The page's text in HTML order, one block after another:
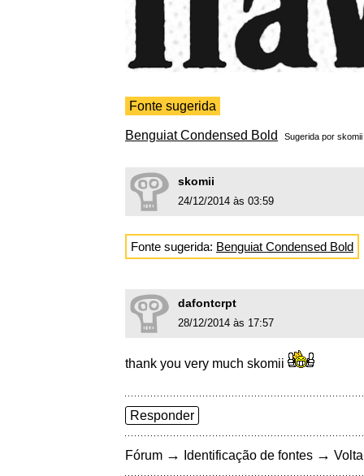
Fonte sugerida
Benguiat Condensed Bold Sugerida por skomii
skomii
24/12/2014 às 03:59
Fonte sugerida: Benguiat Condensed Bold
dafontcrpt
28/12/2014 às 17:57
thank you very much skomii
Responder
Fórum → Identificação de fontes →